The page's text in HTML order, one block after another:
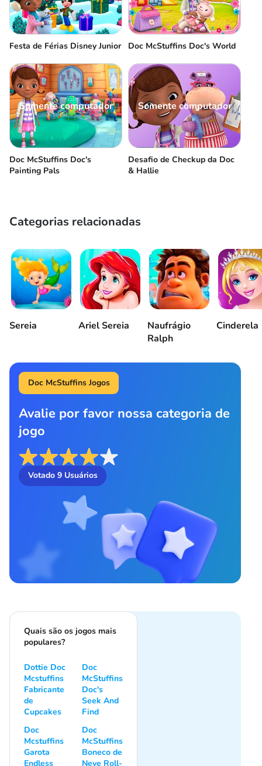
Festa de Férias Disney Junior Doc McStuffins Doc's World
Somente computador
Doc McStuffins Doc's
Painting Pals
Somente computador
Desafio de Checkup da Doc
& Hallie
Categorias relacionadas
Sereia Ariel Sereia
Naufrágio
Ralph
Cinderela
Doc McStuffins Jogos
Avalie por favor nossa categoria de
jogo
Votado 9Usuários
Quais são os jogos mais
populares?
Dottie Doc
Mcstuffins
Fabricante
de
Cupcakes
Doc
McStuffins
Doc's
Seek And
Find
Doc
Mcstuffins
Garota
Endless
Doc
McStuffins
Boneco de
Neve Roll-